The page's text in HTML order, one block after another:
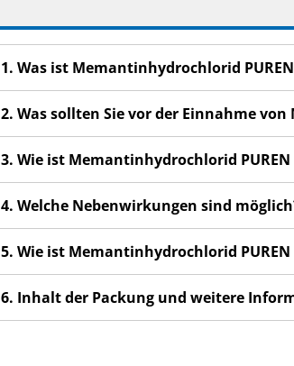
Nebenwirkungen, die nicht in dieser
1. Was ist Memantinhydrochlorid
2. Was sollten Sie vor der Einnahme
3. Wie ist Memantinhydrochlorid
4. Welche Nebenwirkungen sind
5. Wie ist Memantinhydrochlorid
6. Inhalt der Packung und weitere